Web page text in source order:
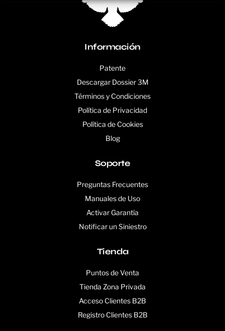
Información
Patente
Descargar Dossier 3M
Términos y Condiciones
Política de Privacidad
Política de Cookies
Blog
Soporte
Preguntas Frecuentes
Manuales de Uso
Activar Garantía
Notificar un Siniestro
Tienda
Puntos de Venta
Tienda Zona Privada
Acceso Clientes B2B
Registro Clientes B2B